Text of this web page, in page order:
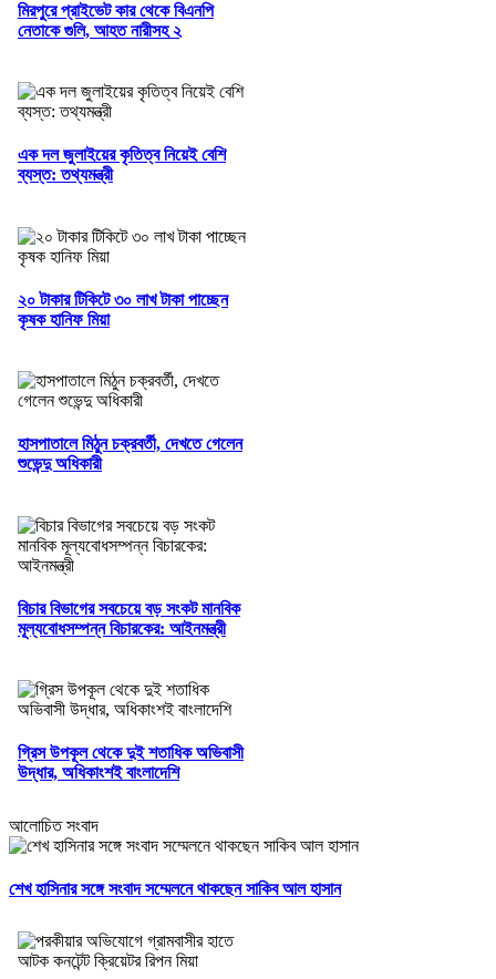
মিরপুরে প্রাইভেট কার থেকে বিএনপি
নেতাকে গুলি, আহত নারীসহ ২
এক দল জুলাইয়ের কৃতিত্ব নিয়েই বেশি
ব্যস্ত: তথ্যমন্ত্রী
২০ টাকার টিকিটে ৩০ লাখ টাকা পাচ্ছেন
কৃষক হানিফ মিয়া
হাসপাতালে মিঠুন চক্রবর্তী, দেখতে গেলেন
শুভেন্দু অধিকারী
বিচার বিভাগের সবচেয়ে বড় সংকট মানবিক
মূল্যবোধসম্পন্ন বিচারকের: আইনমন্ত্রী
গ্রিস উপকূল থেকে দুই শতাধিক অভিবাসী
উদ্ধার, অধিকাংশই বাংলাদেশি
আলোচিত সংবাদ
শেখ হাসিনার সঙ্গে সংবাদ সম্মেলনে থাকছেন সাকিব আল হাসান